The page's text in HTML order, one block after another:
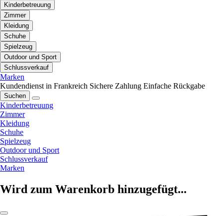
Kinderbetreuung
Zimmer
Kleidung
Schuhe
Spielzeug
Outdoor und Sport
Schlussverkauf
Marken
Kundendienst in Frankreich Sichere Zahlung Einfache Rückgabe
Suchen
Kinderbetreuung
Zimmer
Kleidung
Schuhe
Spielzeug
Outdoor und Sport
Schlussverkauf
Marken
Wird zum Warenkorb hinzugefügt...